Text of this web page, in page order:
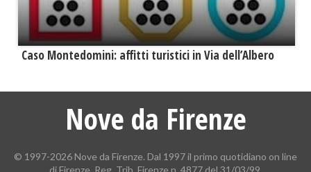
Caso Montedomini: affitti turistici in Via dell’Albero
Nove da Firenze
© 1997-2026 Nove da Firenze. Dal 1997 il primo quotidiano on line
di Firenze. Reg. Trib. Firenze n. 4877 del 31/03/99.